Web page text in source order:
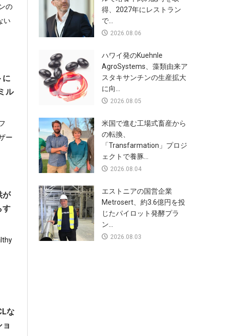
の
い
に
ル
ー
が
す
な
得、2027年にレストラン
で...
2026.08.06
ハワイ発のKuehnle
AgroSystems、藻類由来ア
スタキサンチンの生産拡大
に向...
2026.08.05
米国で進む工場式畜産から
の転換、
「Transfarmation」プロジ
ェクトで養豚...
2026.08.04
エストニアの国営企業
Metrosert、約3.6億円を投
じたパイロット発酵プラ
ン...
2026.08.03